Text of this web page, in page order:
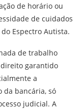
de horário ou
de cuidados
Espectro Autista.
de trabalho
garantido
a
da bancária, só
judicial. A